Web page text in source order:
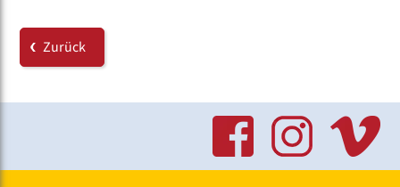
Bombentreffer beschädigte Gebäude
unterschiedliche Nutzungen, unter anderem als
Offizierskasino der US-Army und später als
1974 ging die selbstverwaltete
KOMMunikationszentrale an den Start und wurde
zum Vorbild für Jugendzentren in ganz Deutschland
und darüber hinaus. Aus dem KOMM entwickelte
Zurück